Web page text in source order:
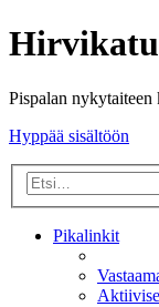
Pispalan nykytaiteen
Hyppää sisältöön
Pikalinkit